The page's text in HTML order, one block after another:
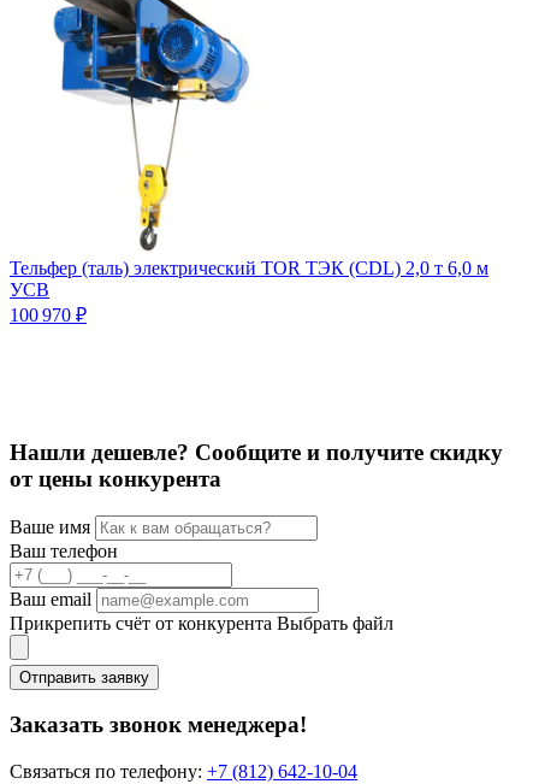
Тельфер (таль) электрический TOR ТЭК (CDL) 2,0 т 6,0 м
УСВ
100 970 ₽
Нашли дешевле? Сообщите и получите скидку
от цены конкурента
Ваше имя
Ваш телефон
Ваш email
Прикрепить счёт от конкурента Выбрать файл
Отправить заявку
Заказать звонок менеджера!
Связаться по телефону: +7 (812) 642-10-04